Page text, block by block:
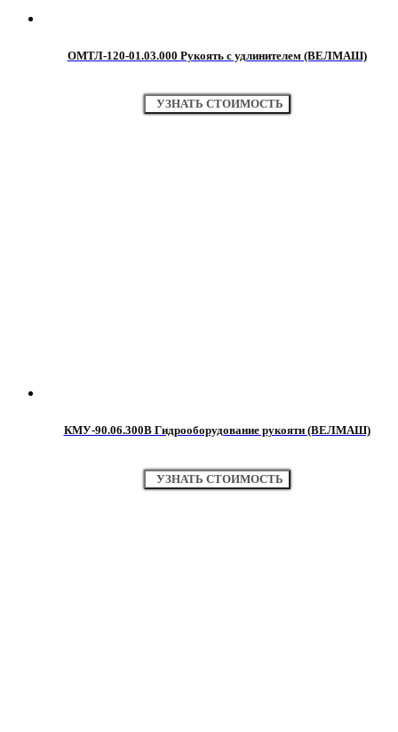
ОМТЛ-120-01.03.000 Рукоять с удлинителем (ВЕЛМАШ)
УЗНАТЬ СТОИМОСТЬ
КМУ-90.06.300В Гидрооборудование рукояти (ВЕЛМАШ)
УЗНАТЬ СТОИМОСТЬ